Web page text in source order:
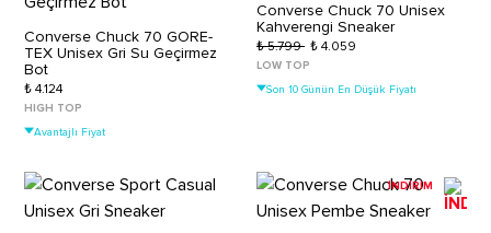
Converse Chuck 70 GORE-
TEX Unisex Gri Su Geçirmez
Bot
₺ 4.124
HIGH TOP
Avantajlı Fiyat
Converse Chuck 70 Unisex
Kahverengi Sneaker
₺ 5.799 ₺ 4.059
LOW TOP
Son 10 Günün En Düşük Fiyatı
İNDİRİM